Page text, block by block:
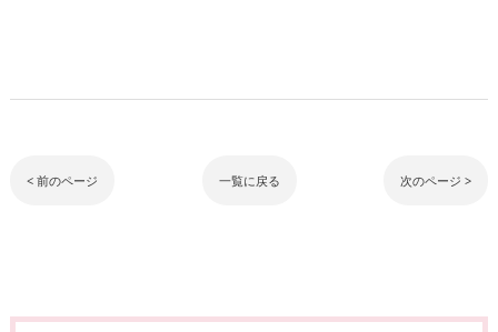
< 前のページ 一覧に戻る 次のページ >